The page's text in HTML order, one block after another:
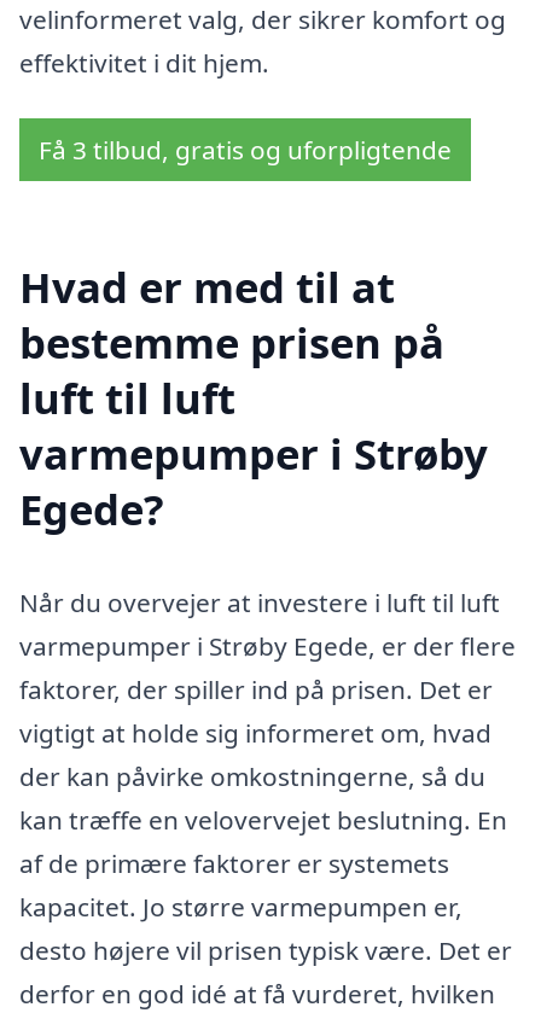
velinformeret valg, der sikrer komfort og
effektivitet i dit hjem.
Få 3 tilbud, gratis og uforpligtende
Hvad er med til at
bestemme prisen på
luft til luft
varmepumper i Strøby
Egede?
Når du overvejer at investere i luft til luft
varmepumper i Strøby Egede, er der flere
faktorer, der spiller ind på prisen. Det er
vigtigt at holde sig informeret om, hvad
der kan påvirke omkostningerne, så du
kan træffe en velovervejet beslutning. En
af de primære faktorer er systemets
kapacitet. Jo større varmepumpen er,
desto højere vil prisen typisk være. Det er
derfor en god idé at få vurderet, hvilken